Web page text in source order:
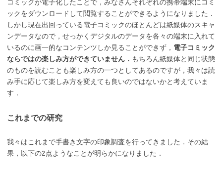
コミックが電子化したことで，みなさんそれぞれの携帯端末にコミ
ックをダウンロードして閲覧することができるようになりました．
しかし現在出回っている電子コミックのほとんどは紙媒体のスキャ
ンデータなので，せっかくデジタルのデータを各々の端末に入れて
いるのに画一的なコンテンツしか見ることができず， 電子コミック
ならではの楽しみ方ができていません． もちろん紙媒体と同じ状態
のものを読むことも楽しみ方の一つとしてあるのですが，我々は読
み手に応じて楽しみ方を変えても良いのではないかと考えていま
す．
これまでの研究
我々はこれまで手書き文字の印象調査を行ってきました．その結
果，以下の2点ようなことが明らかになりました．